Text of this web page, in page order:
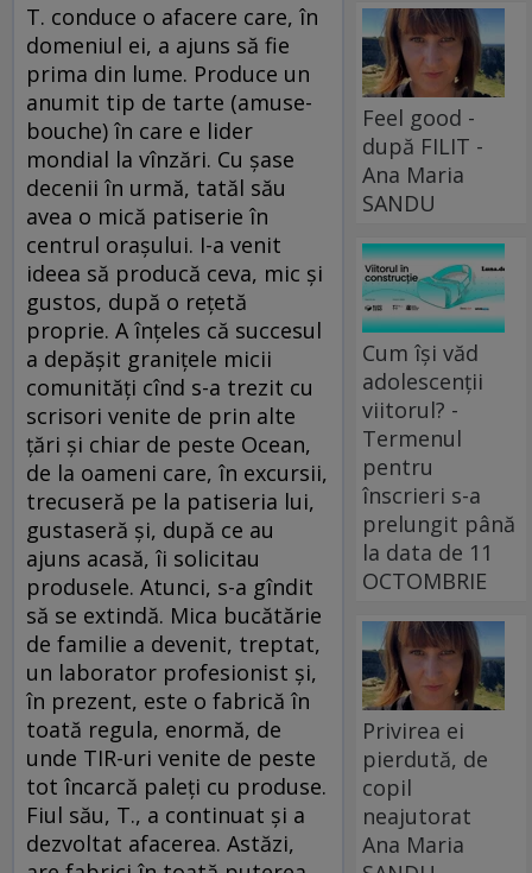
T. conduce o afacere care, în
domeniul ei, a ajuns să fie
prima din lume. Produce un
anumit tip de tarte (amuse-
bouche) în care e lider
mondial la vînzări. Cu şase
decenii în urmă, tatăl său
avea o mică patiserie în
centrul oraşului. I-a venit
ideea să producă ceva, mic şi
gustos, după o reţetă
proprie. A înţeles că succesul
a depăşit graniţele micii
comunităţi cînd s-a trezit cu
scrisori venite de prin alte
ţări şi chiar de peste Ocean,
de la oameni care, în excursii,
trecuseră pe la patiseria lui,
gustaseră şi, după ce au
ajuns acasă, îi solicitau
produsele. Atunci, s-a gîndit
să se extindă. Mica bucătărie
de familie a devenit, treptat,
un laborator profesionist şi,
în prezent, este o fabrică în
toată regula, enormă, de
unde TIR-uri venite de peste
tot încarcă paleţi cu produse.
Fiul său, T., a continuat şi a
dezvoltat afacerea. Astăzi,
Feel good -
după FILIT -
Ana Maria
SANDU
Cum își văd
adolescenții
viitorul? -
Termenul
pentru
înscrieri s-a
prelungit până
la data de 11
OCTOMBRIE
Privirea ei
pierdută, de
copil
neajutorat
Ana Maria